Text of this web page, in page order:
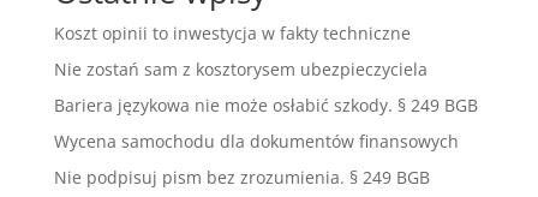
Koszt opinii to inwestycja w fakty techniczne
Nie zostań sam z kosztorysem ubezpieczyciela
Bariera językowa nie może osłabić szkody. § 249 BGB
Wycena samochodu dla dokumentów finansowych
Nie podpisuj pism bez zrozumienia. § 249 BGB